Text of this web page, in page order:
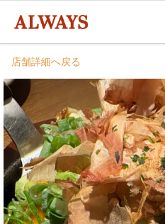
店舗詳細へ戻る